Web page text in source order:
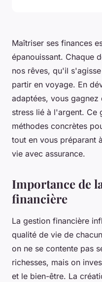
Maîtriser ses finances
épanouissant. Chaque
nos rêves, qu'il
partir en voyage. En
adaptées, vous
stress lié à l'argent. Ce
méthodes concrètes
tout en vous préparant
vie avec assurance.
Importance de
financière
La gestion financière
qualité de vie de
on ne se contente pas
richesses, mais on
et le bien-être. La